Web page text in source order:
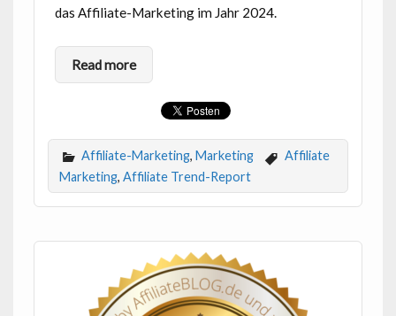
das Affiliate-Marketing im Jahr 2024.
Read more
Affiliate-Marketing, Marketing
Affiliate
Marketing, Affiliate Trend-Report